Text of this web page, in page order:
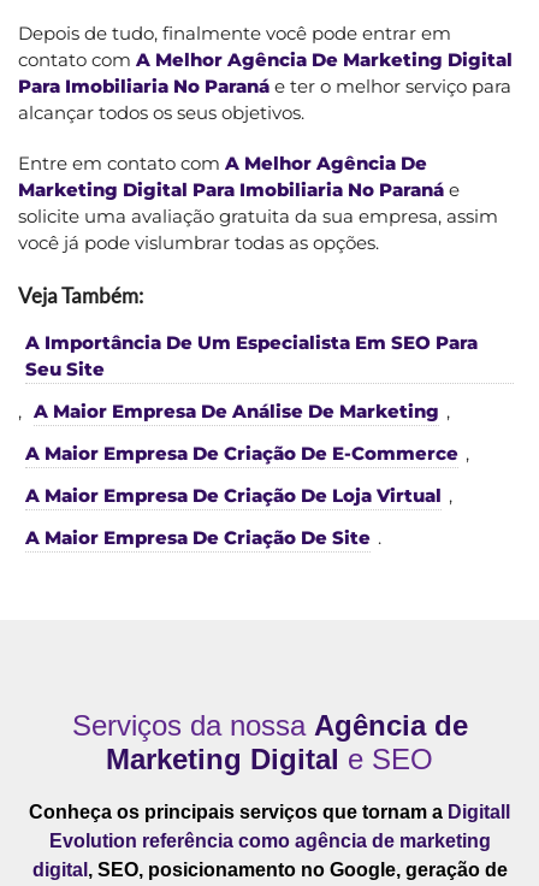
Depois de tudo, finalmente você pode entrar em
contato com A Melhor Agência De Marketing Digital
Para Imobiliaria No Paraná e ter o melhor serviço para
alcançar todos os seus objetivos.
Entre em contato com A Melhor Agência De
Marketing Digital Para Imobiliaria No Paraná e
solicite uma avaliação gratuita da sua empresa, assim
você já pode vislumbrar todas as opções.
Veja Também:
A Importância De Um Especialista Em SEO Para
Seu Site
, A Maior Empresa De Análise De Marketing ,
A Maior Empresa De Criação De E-Commerce ,
A Maior Empresa De Criação De Loja Virtual ,
A Maior Empresa De Criação De Site .
Serviços da nossa Agência de
Marketing Digital e SEO
Conheça os principais serviços que tornam a Digitall
Evolution referência como agência de marketing
digital , SEO, posicionamento no Google, geração de